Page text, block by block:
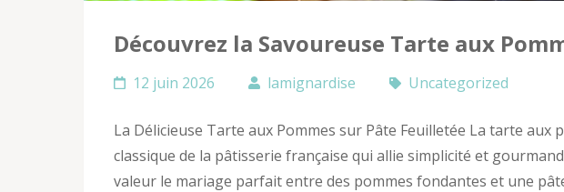
Découvrez la Savoureuse Tarte aux
12 juin 2026 lamignardise Uncategorized
La Délicieuse Tarte aux Pommes sur Pâte Feuilletée La tarte aux
classique de la pâtisserie française qui allie simplicité et
valeur le mariage parfait entre des pommes fondantes et une